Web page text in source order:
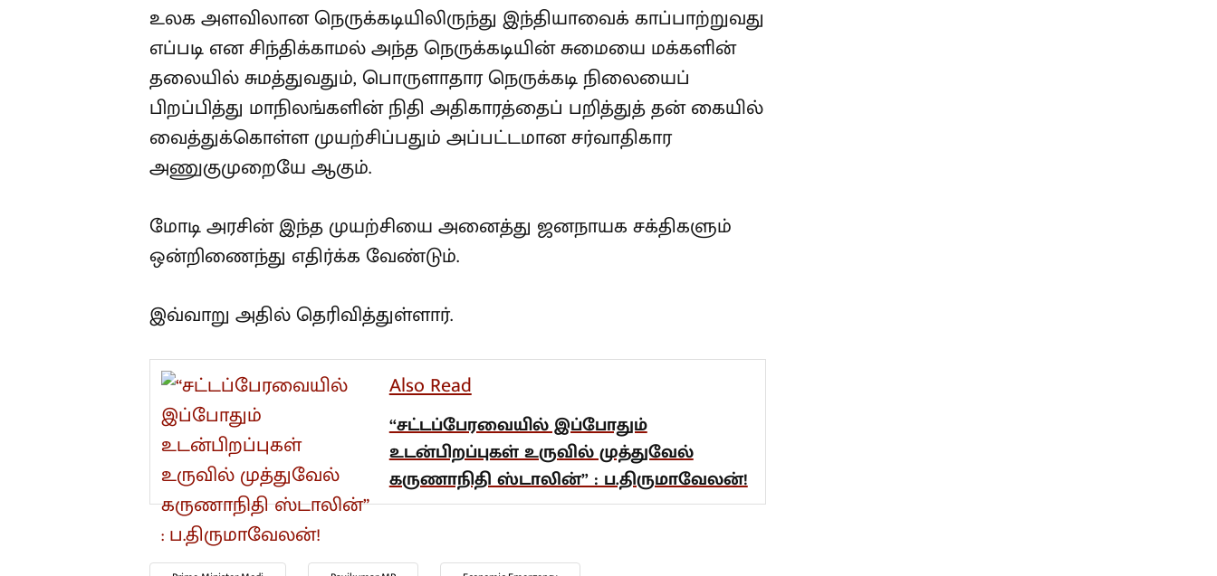
உலக அளவிலான நெருக்கடியிலிருந்து இந்தியாவைக் காப்பாற்றுவது
எப்படி என சிந்திக்காமல் அந்த நெருக்கடியின் சுமையை மக்களின்
தலையில் சுமத்துவதும், பொருளாதார நெருக்கடி நிலையைப்
பிறப்பித்து மாநிலங்களின் நிதி அதிகாரத்தைப் பறித்துத் தன் கையில்
வைத்துக்கொள்ள முயற்சிப்பதும் அப்பட்டமான சர்வாதிகார
அணுகுமுறையே ஆகும்.
மோடி அரசின் இந்த முயற்சியை அனைத்து ஜனநாயக சக்திகளும்
ஒன்றிணைந்து எதிர்க்க வேண்டும்.
இவ்வாறு அதில் தெரிவித்துள்ளார்.
Also Read
“சட்டப்பேரவையில் இப்போதும்
உடன்பிறப்புகள் உருவில் முத்துவேல்
கருணாநிதி ஸ்டாலின்” : ப.திருமாவேலன்!